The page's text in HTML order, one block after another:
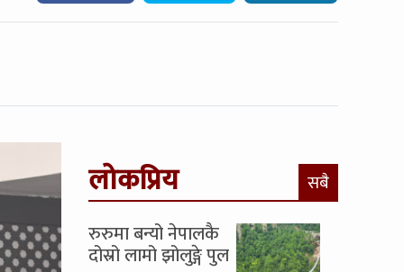
लोकप्रिय सबै
रुरुमा बन्यो नेपालकै
दोस्रो लामो झोलुङ्गे पुल